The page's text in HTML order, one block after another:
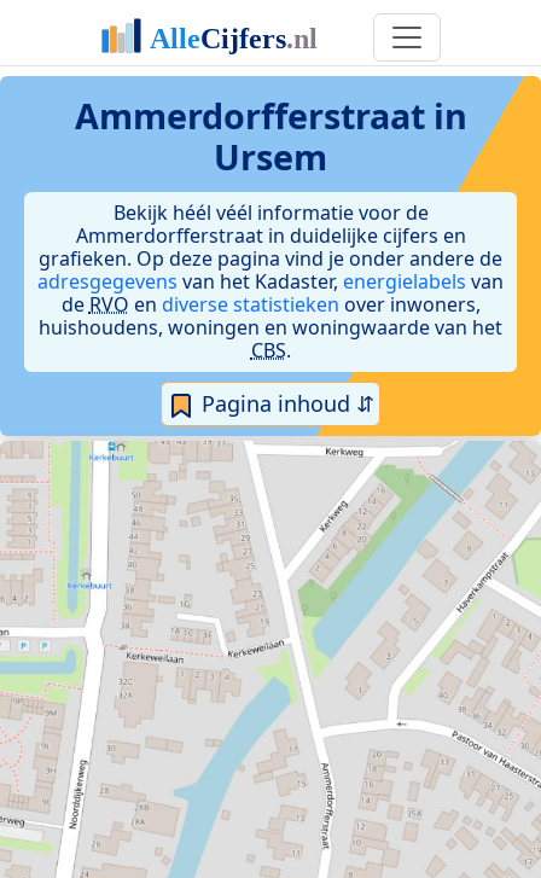
Ammerdorfferstraat in
Ursem
Bekijk héél véél informatie voor de
Ammerdorfferstraat in duidelijke cijfers en
grafieken. Op deze pagina vind je onder andere de
adresgegevens van het Kadaster, energielabels van
de RVO en diverse statistieken over inwoners,
huishoudens, woningen en woningwaarde van het
CBS.
Pagina inhoud ⇵